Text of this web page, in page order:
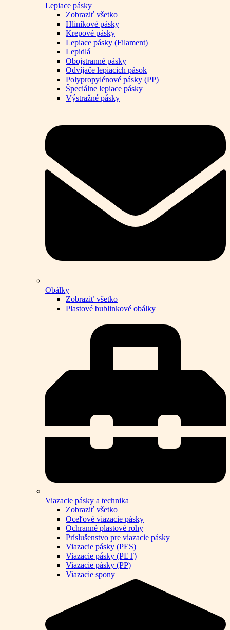
Lepiace pásky
Zobraziť všetko
Hliníkové pásky
Krepové pásky
Lepiace pásky (Filament)
Lepidlá
Obojstranné pásky
Odvíjače lepiacich pások
Polypropylénové pásky (PP)
Špeciálne lepiace pásky
Výstražné pásky
Obálky
Zobraziť všetko
Plastové bublinkové obálky
Viazacie pásky a technika
Zobraziť všetko
Oceľové viazacie pásky
Ochranné plastové rohy
Príslušenstvo pre viazacie pásky
Viazacie pásky (PES)
Viazacie pásky (PET)
Viazacie pásky (PP)
Viazacie spony